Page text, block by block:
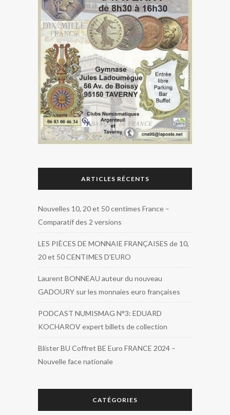
ARTICLES RÉCENTS
Nouvelles 10, 20 et 50 centimes France –
Comparatif des 2 versions
LES PIÈCES DE MONNAIE FRANÇAISES de 10,
20 et 50 CENTIMES D’EURO
Laurent BONNEAU auteur du nouveau
GADOURY sur les monnaies euro françaises
PODCAST NUMISMAG N°3: EDUARD
KOCHAROV expert billets de collection
Blister BU Coffret BE Euro FRANCE 2024 –
Nouvelle face nationale
CATÉGORIES